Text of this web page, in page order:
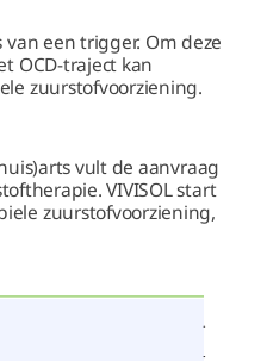
een trigger. Om deze
OCD-traject kan
zuurstofvoorziening.
vult de aanvraag
VIVISOL start
zuurstofvoorziening,